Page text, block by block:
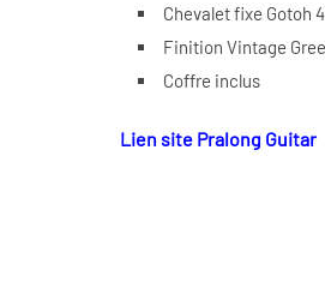
Chevalet fixe Gotoh
Finition Vintage
Coffre inclus
Lien site Pralong Guitar